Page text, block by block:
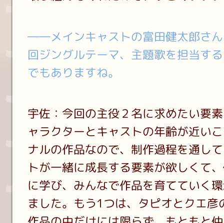
――メインキャストの富田健太郎さ
回ジングルテーマ、主題歌を担当す
でもありますね。
宇佐：今回の主役２名に求めたい要
ャラクターとキャストの年齢が近い
ナルの作品なので、制作過程を通し
トが一緒に成長する要素が欲しくて
に学び、みんなで作品を育てていく
ました。もう1つは、タピオとクエ